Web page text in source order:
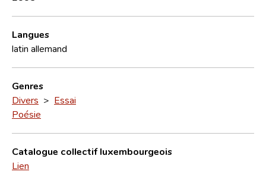
Langues
latin allemand
Genres
Divers > Essai
Poésie
Catalogue collectif luxembourgeois
Lien